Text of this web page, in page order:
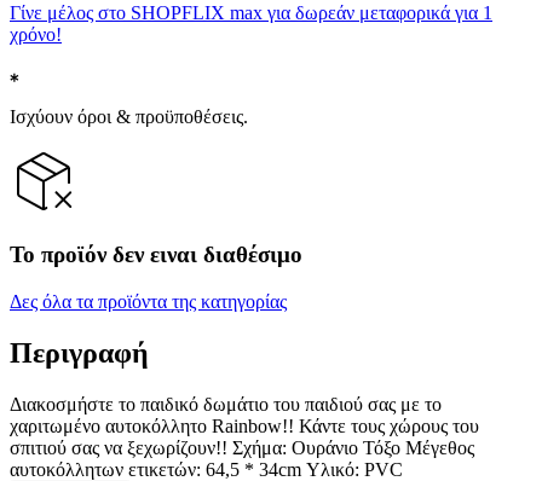
Γίνε μέλος στο SHOPFLIX max για δωρεάν μεταφορικά για 1
χρόνο!
Ισχύουν όροι & προϋποθέσεις.
Το προϊόν δεν ειναι διαθέσιμο
Δες όλα τα προϊόντα της κατηγορίας
Περιγραφή
Διακοσμήστε το παιδικό δωμάτιο του παιδιού σας με το
χαριτωμένο αυτοκόλλητο Rainbow!! Κάντε τους χώρους του
σπιτιού σας να ξεχωρίζουν!! Σχήμα: Ουράνιο Τόξο Μέγεθος
αυτοκόλλητων ετικετών: 64,5 * 34cm Υλικό: PVC